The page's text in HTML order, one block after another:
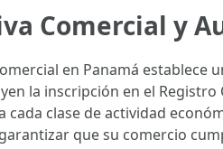
Comercial y
en Panamá establece
la inscripción en el
cada clase de actividad
que su comercio